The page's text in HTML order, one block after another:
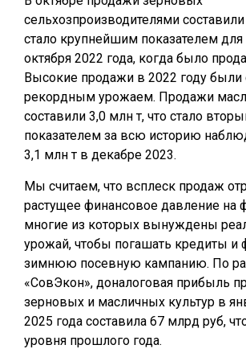
сельхозпроизводителями
стало крупнейшим показателем
октября 2022 года, когда было
Высокие продажи в 2022 году были
рекордным урожаем. Продажи
составили 3,0 млн т, что стало
показателем за всю историю
3,1 млн т в декабре 2023.
Мы считаем, что всплеск продаж
растущее финансовое давление на
многие из которых вынуждены
урожай, чтобы погашать кредиты и
зимнюю посевную кампанию. По
«СовЭкон», доналоговая прибыль
зерновых и масличных культур в
2025 года составила 67 млрд руб,
уровня прошлого года.